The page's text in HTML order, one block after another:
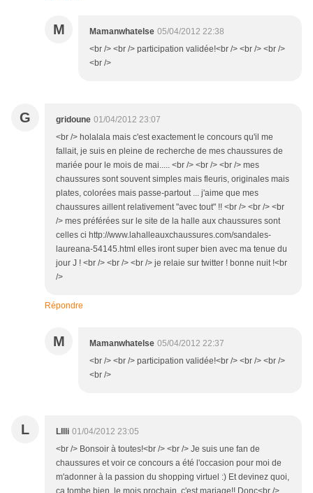
M Mamanwhatelse 05/04/2012 22:38
<br /> <br /> participation validée!<br /> <br /> <br />
<br />
G gridoune 01/04/2012 23:07
<br /> holalala mais c'est exactement le concours qu'il me
fallait, je suis en pleine de recherche de mes chaussures de
mariée pour le mois de mai..... <br /> <br /> <br /> mes
chaussures sont souvent simples mais fleuris, originales mais
plates, colorées mais passe-partout ... j'aime que mes
chaussures aillent relativement "avec tout" !! <br /> <br /> <br
/> mes préférées sur le site de la halle aux chaussures sont
celles ci http://www.lahalleauxchaussures.com/sandales-
laureana-54145.html elles iront super bien avec ma tenue du
jour J ! <br /> <br /> <br /> je relaie sur twitter ! bonne nuit !<br
/>
Répondre
M Mamanwhatelse 05/04/2012 22:37
<br /> <br /> participation validée!<br /> <br /> <br />
<br />
L LIlli 01/04/2012 23:05
<br /> Bonsoir à toutes!<br /> <br /> Je suis une fan de
chaussures et voir ce concours a été l'occasion pour moi de
m'adonner à la passion du shopping virtuel :) Et devinez quoi,
ça tombe bien, le mois prochain, c'est mariage!! Donc<br />